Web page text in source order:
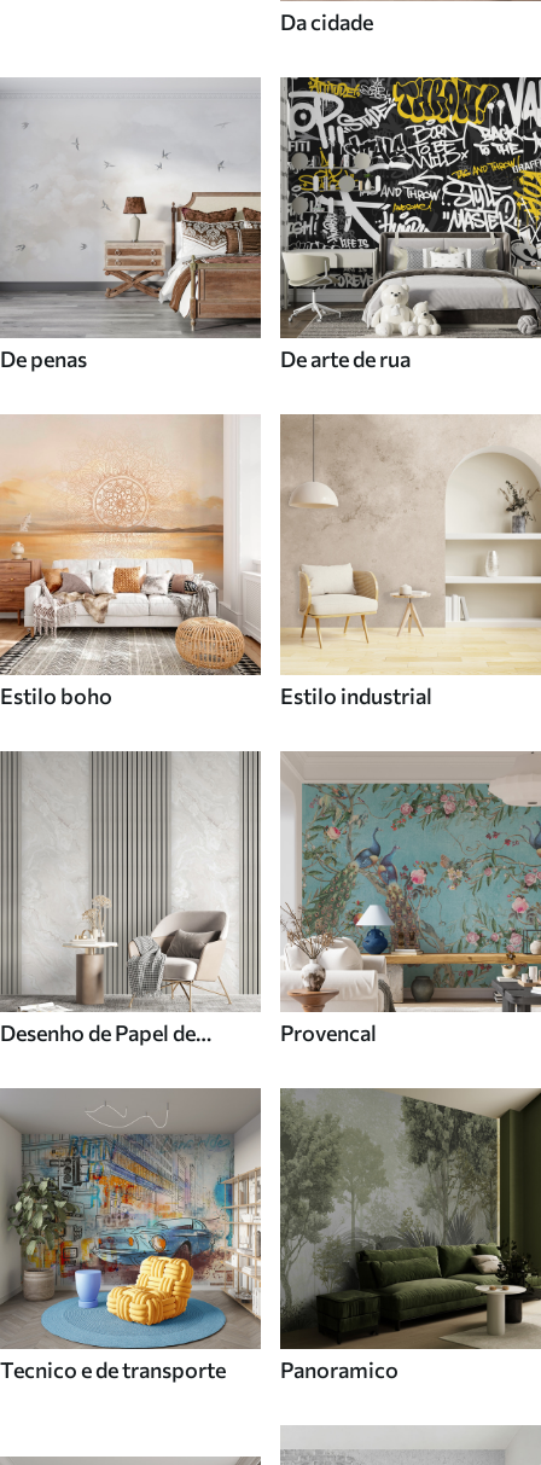
Da cidade
De penas De arte de rua
Estilo boho Estilo industrial
Desenho de Papel de
Provencal
Tecnico e de transporte Panoramico